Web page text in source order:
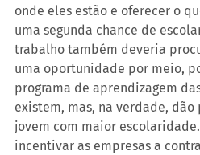
onde eles estão e oferecer o
uma segunda chance de
trabalho também deveria
uma oportunidade por meio,
programa de aprendizagem
existem, mas, na verdade,
jovem com maior
incentivar as empresas a